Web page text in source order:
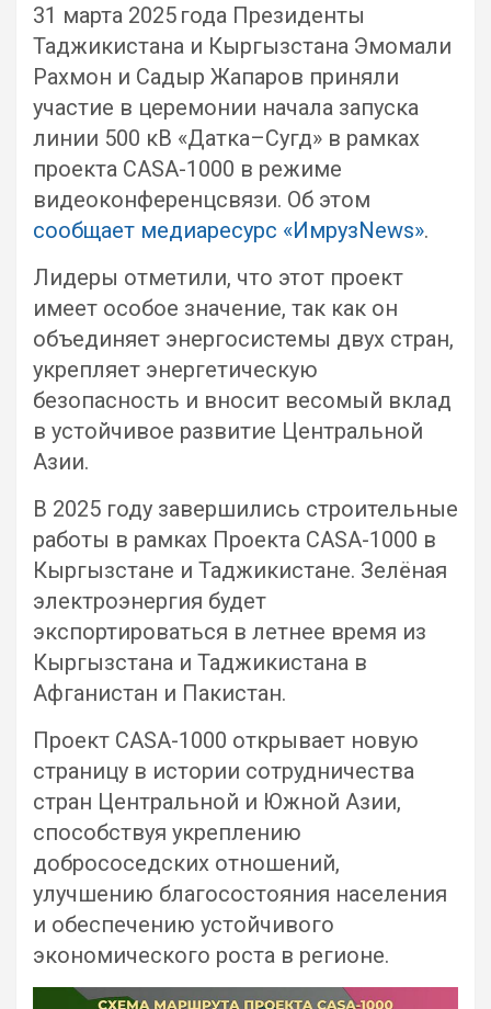
31 марта 2025 года Президенты
Таджикистана и Кыргызстана Эмомали
Рахмон и Садыр Жапаров приняли
участие в церемонии начала запуска
линии 500 кВ «Датка–Сугд» в рамках
проекта CASA-1000 в режиме
видеоконференцсвязи. Об этом
сообщает медиаресурс «ИмрузNews».
Лидеры отметили, что этот проект
имеет особое значение, так как он
объединяет энергосистемы двух стран,
укрепляет энергетическую
безопасность и вносит весомый вклад
в устойчивое развитие Центральной
Азии.
В 2025 году завершились строительные
работы в рамках Проекта CASA-1000 в
Кыргызстане и Таджикистане. Зелёная
электроэнергия будет
экспортироваться в летнее время из
Кыргызстана и Таджикистана в
Афганистан и Пакистан.
Проект CASA-1000 открывает новую
страницу в истории сотрудничества
стран Центральной и Южной Азии,
способствуя укреплению
добрососедских отношений,
улучшению благосостояния населения
и обеспечению устойчивого
экономического роста в регионе.